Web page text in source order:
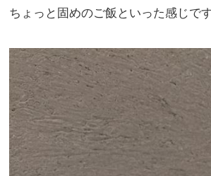
ちょっと固めのご飯といった感じで